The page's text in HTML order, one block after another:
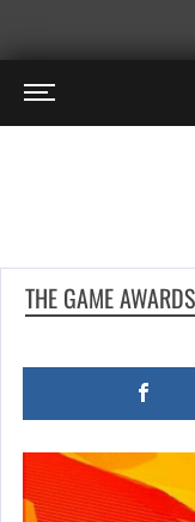
THE GAME